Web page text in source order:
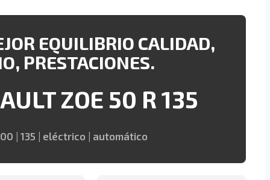
EQUILIBRIO CALIDAD,
PRESTACIONES.
ZOE 50 R 135
| 135 | eléctrico | automático